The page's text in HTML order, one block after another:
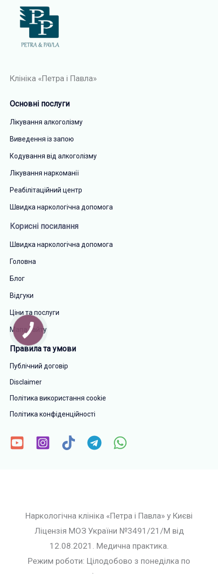
Клініка «Петра і Павла»​
Основні послуги
Лікування алкоголізму
Виведення із запою
Кодування від алкоголізму
Лікування наркоманії
Реабілітаційний центр
Швидка наркологічна допомога
Корисні посилання
Швидка наркологічна допомога
Головна
Блог
Відгуки
Ціни та послуги
Мапа сайту
Правила та умови
Публічний договір
Disclaimer
Політика використання cookie
Політика конфіденційності
Наркологічна клініка «Петра і Павла» у Києві
Ліцензія МОЗ України №3491/21/М від
12.08.2021. Медична практика.
Режим роботи: Цілодобово з понеділка по